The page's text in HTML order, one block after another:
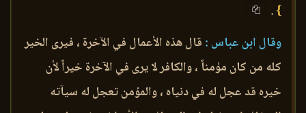
}
.
وقال ابن عباس : قال هذه الأعمال في الآخرة ، فيرى الخير
كله من كان مؤمناً ، والكافر لا يرى في الآخرة خيراً لأن
خيره قد عجل له في دنياه ، والمؤمن تعجل له سيآته